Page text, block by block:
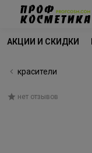
АКЦИИ И СКИДКИ
красители
нет отзывов